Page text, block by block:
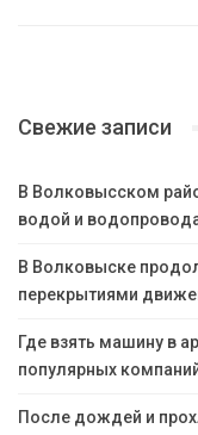
Свежие записи
В Волковысском
водой и
В Волковыске
перекрытиями
Где взять машину в
популярных
После дождей и